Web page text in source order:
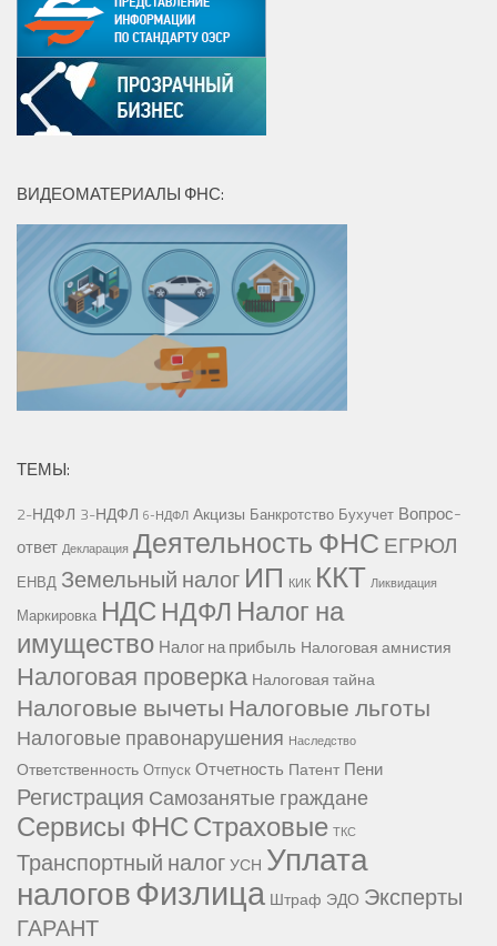
ВИДЕОМАТЕРИАЛЫ ФНС:
ТЕМЫ:
2-НДФЛ 3-НДФЛ 6-НДФЛ Акцизы Банкротство Бухучет Вопрос-
ответ Декларация Деятельность ФНС ЕГРЮЛ
ЕНВД Земельный налог ИП КИК ККТ Ликвидация
Маркировка НДС НДФЛ Налог на
имущество Налог на прибыль Налоговая амнистия
Налоговая проверка Налоговая тайна
Налоговые вычетыНалоговые льготы
Налоговые правонарушения Наследство
Ответственность Отпуск Отчетность Патент Пени
Регистрация Самозанятые граждане
Сервисы ФНССтраховые ТКС
Транспортный налогУСН Уплата
налоговФизлица Штраф ЭДО Эксперты
ГАРАНТ